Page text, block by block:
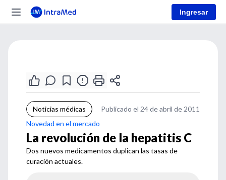
Ingresar
Noticias médicas
Publicado el 24 de abril de 2011
Novedad en el mercado
La revolución de la hepatitis C
Dos nuevos medicamentos duplican las tasas de
curación actuales.